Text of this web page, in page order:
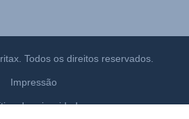
Todos os direitos reservados.
Impressão
de privacidade